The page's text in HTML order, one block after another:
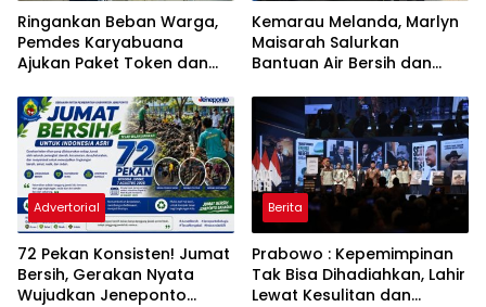
Ringankan Beban Warga,
Pemdes Karyabuana
Ajukan Paket Token dan
PLN
Kemarau Melanda, Marlyn
Maisarah Salurkan
Bantuan Air Bersih dan
Babakan Madang
Advertorial
72 Pekan Konsisten! Jumat
Bersih, Gerakan Nyata
Wujudkan Jeneponto
Berita
Prabowo : Kepemimpinan
Tak Bisa Dihadiahkan, Lahir
Lewat Kesulitan dan